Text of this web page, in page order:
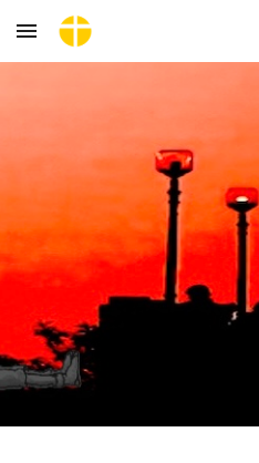
Skip to main content